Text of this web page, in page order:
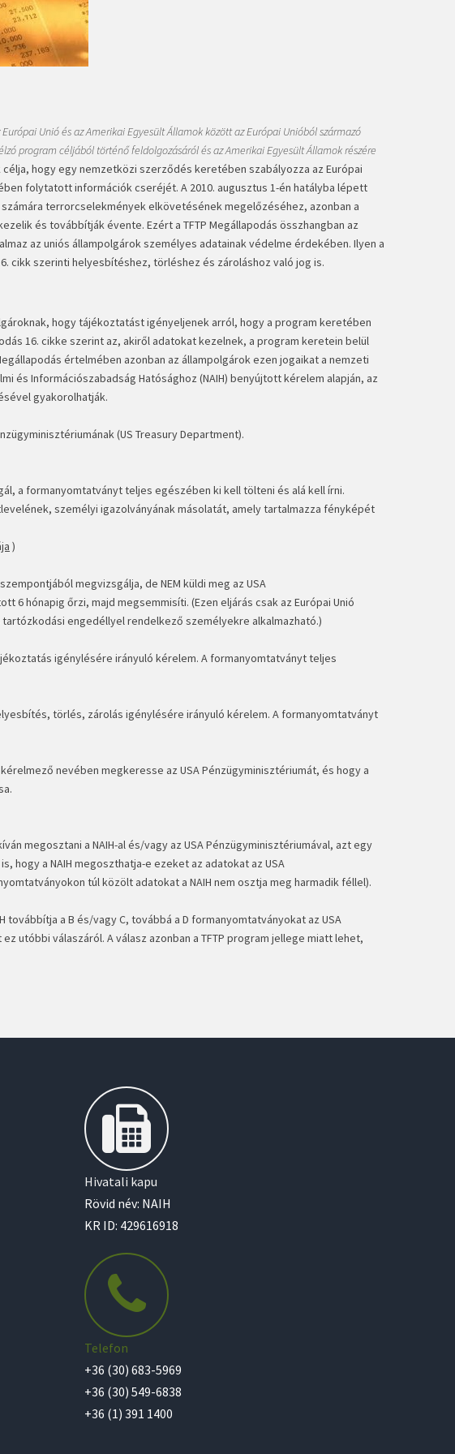
Európai Unió és az Amerikai Egyesült Államok között az Európai Unióból származó
program céljából történő feldolgozásáról és az Amerikai Egyesült Államok részére
célja, hogy egy nemzetközi szerződés keretében szabályozza az Európai
folytatott információk cseréjét. A 2010. augusztus 1-én hatályba lépett
terrorcselekmények elkövetésének megelőzéséhez, azonban a
és továbbítják évente. Ezért a TFTP Megállapodás összhangban az
az uniós állampolgárok személyes adatainak védelme érdekében. Ilyen a
cikk szerinti helyesbítéshez, törléshez és zároláshoz való jog is.
hogy tájékoztatást igényeljenek arról, hogy a program keretében
16. cikke szerint az, akiről adatokat kezelnek, a program keretein belül
értelmében azonban az állampolgárok ezen jogaikat a nemzeti
és Információszabadság Hatósághoz (NAIH) benyújtott kérelem alapján, az
gyakorolhatják.
(US Treasury Department).
a formanyomtatványt teljes egészében ki kell tölteni és alá kell írni.
személyi igazolványának másolatát, amely tartalmazza fényképét
)
megvizsgálja, de NEM küldi meg az USA
6 hónapig őrzi, majd megsemmisíti. (Ezen eljárás csak az Európai Unió
engedéllyel rendelkező személyekre alkalmazható.)
igénylésére irányuló kérelem. A formanyomtatványt teljes
törlés, zárolás igénylésére irányuló kérelem. A formanyomtatványt
nevében megkeresse az USA Pénzügyminisztériumát, és hogy a
megosztani a NAIH-al és/vagy az USA Pénzügyminisztériumával, azt egy
hogy a NAIH megoszthatja-e ezeket az adatokat az USA
túl közölt adatokat a NAIH nem osztja meg harmadik féllel).
a B és/vagy C, továbbá a D formanyomtatványokat az USA
utóbbi válaszáról. A válasz azonban a TFTP program jellege miatt lehet,
Hivatali kapu
Rövid név: NAIH
KR ID: 429616918
Telefon
+36 (30) 683-5969
+36 (30) 549-6838
+36 (1) 391 1400